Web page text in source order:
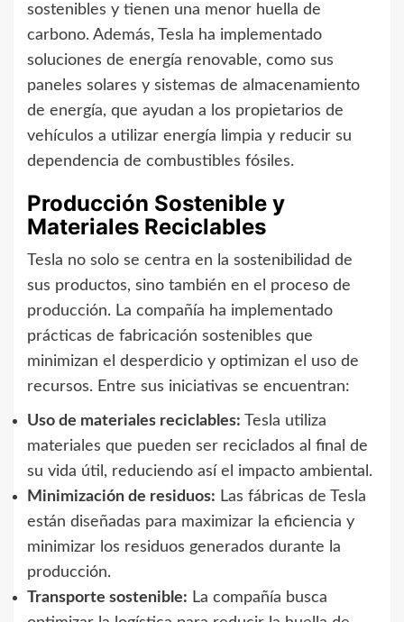
sostenibles y tienen una menor huella de
carbono. Además, Tesla ha implementado
soluciones de energía renovable, como sus
paneles solares y sistemas de almacenamiento
de energía, que ayudan a los propietarios de
vehículos a utilizar energía limpia y reducir su
dependencia de combustibles fósiles.
Producción Sostenible y
Materiales Reciclables
Tesla no solo se centra en la sostenibilidad de
sus productos, sino también en el proceso de
producción. La compañía ha implementado
prácticas de fabricación sostenibles que
minimizan el desperdicio y optimizan el uso de
recursos. Entre sus iniciativas se encuentran:
Uso de materiales reciclables: Tesla utiliza
materiales que pueden ser reciclados al final de
su vida útil, reduciendo así el impacto ambiental.
Minimización de residuos: Las fábricas de Tesla
están diseñadas para maximizar la eficiencia y
minimizar los residuos generados durante la
producción.
Transporte sostenible: La compañía busca